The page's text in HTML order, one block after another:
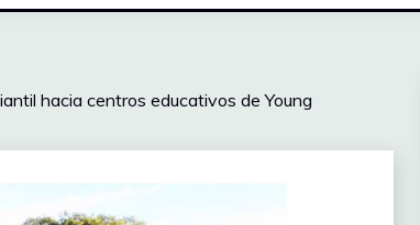
hacia centros educativos de Young